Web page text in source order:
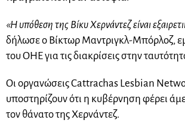
«Η υπόθεση της Βίκυ Χερνάντεζ είναι
δήλωσε ο Βίκτωρ Μαντριγκλ-Μπόρλοζ,
του ΟΗΕ για τις διακρίσεις στην
Οι οργανώσεις Cattrachas Lesbian
υποστηρίζουν ότι η κυβέρνηση φέρει
τον θάνατο της Χερνάντεζ.